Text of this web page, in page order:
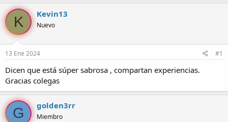
t
d
e
t
e
m
a
c
a
e
n
i
c
i
o
K Kevin13
Nuevo
13 Ene 2024 #1
Dicen que está súper sabrosa , compartan experiencias.
Gracias colegas
G golden3rr
Miembro